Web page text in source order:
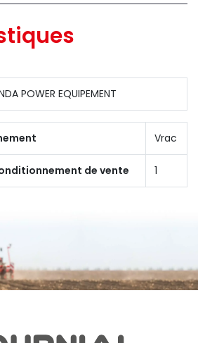
POWER EQUIPEMENT
Vrac
de vente 1